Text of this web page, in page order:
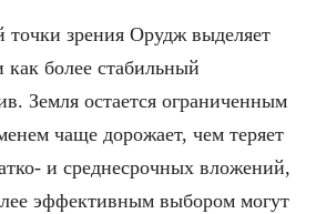
зрения Орудж выделяет
как более стабильный
Земля остается ограниченным
чаще дорожает, чем теряет
и среднесрочных вложений,
эффективным выбором могут